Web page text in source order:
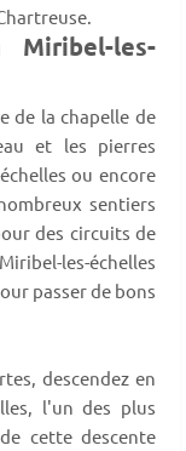
les-
de la chapelle de
et les pierres
ou encore
sentiers
des circuits de
les-échelles
passer de bons
descendez en
l'un des plus
cette descente